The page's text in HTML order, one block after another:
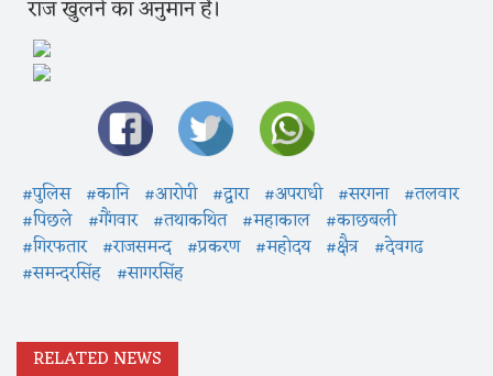
राज खुलने का अनुमान है।
#पुलिस #कानि #आरोपी #द्वारा #अपराधी #सरगना #तलवार
#पिछले #गैंगवार #तथाकथित #महाकाल #काछबली
#गिरफतार #राजसमन्द #प्रकरण #महोदय #क्षैत्र #देवगढ
#समन्दरसिंह #सागरसिंह
RELATED NEWS